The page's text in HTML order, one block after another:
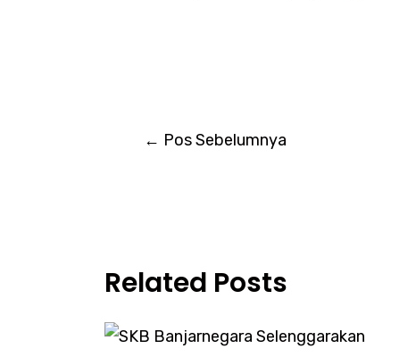
← Pos Sebelumnya
Related Posts